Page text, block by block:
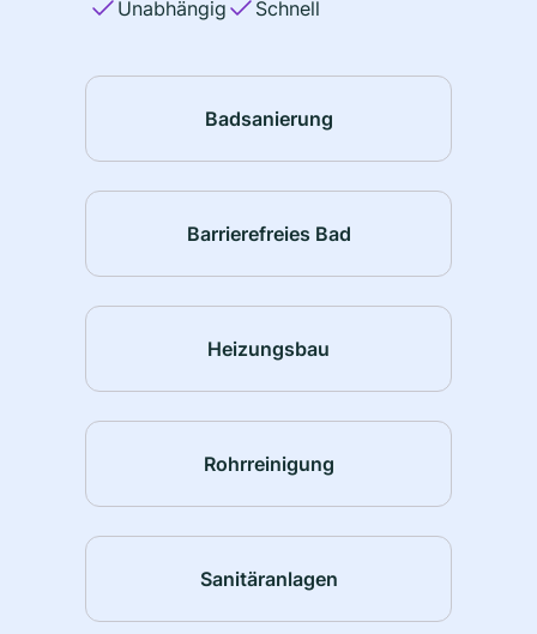
Unabhängig
Schnell
Badsanierung
Barrierefreies Bad
Heizungsbau
Rohrreinigung
Sanitäranlagen